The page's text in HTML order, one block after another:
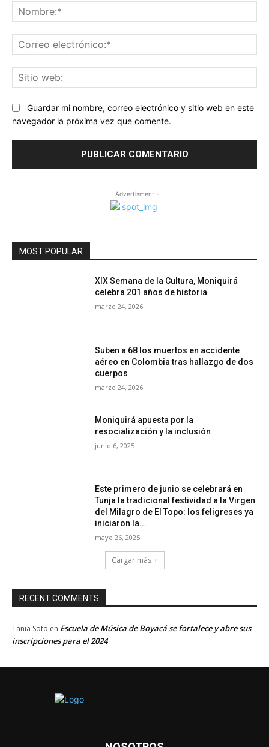
Guardar mi nombre, correo electrónico y sitio web en este
navegador la próxima vez que comente.
- Advertisment -
MOST POPULAR
XIX Semana de la Cultura, Moniquirá
celebra 201 años de historia
marzo 24, 2026
Suben a 68 los muertos en accidente
aéreo en Colombia tras hallazgo de dos
cuerpos
marzo 24, 2026
Moniquirá apuesta por la
resocialización y la inclusión
junio 6, 2025
Este primero de junio se celebrará en
Tunja la tradicional festividad a la Virgen
del Milagro de El Topo: los feligreses ya
iniciaron la...
mayo 26, 2025
Cargar más
RECENT COMMENTS
Tania Soto en Escuela de Música de Boyacá se fortalece y abre sus
inscripciones para el 2024